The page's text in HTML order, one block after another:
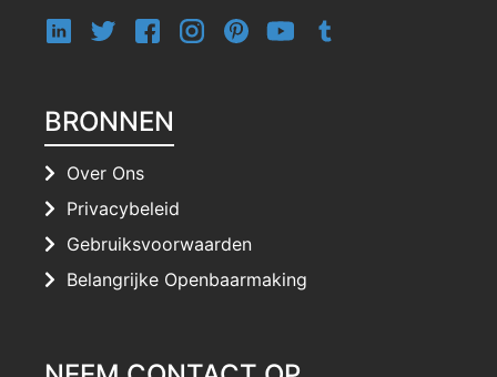
BRONNEN
Over Ons
Privacybeleid
Gebruiksvoorwaarden
Belangrijke Openbaarmaking